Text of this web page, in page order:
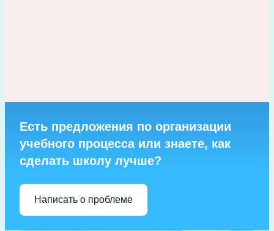
Есть предложения по организации
учебного процесса или знаете, как
сделать школу лучше?
Написать о проблеме